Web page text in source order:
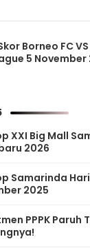
Borneo FC
5 November
XXI Big Mall
2026
Samarinda
2025
PPPK Paruh